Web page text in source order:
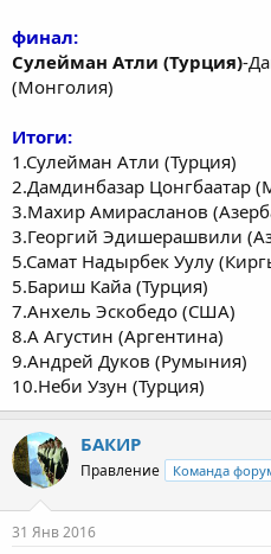
финал:
Сулейман Атли (Турция)-
(Монголия)
Итоги:
1.Сулейман Атли (Турция)
2.Дамдинбазар Цонгбаатар
3.Махир Амирасланов
3.Георгий Эдишерашвили
5.Самат Надырбек Уулу
5.Бариш Кайа (Турция)
7.Анхель Эскобедо (США)
8.А Агустин (Аргентина)
9.Андрей Дуков (Румыния)
10.Неби Узун (Турция)
БАКИР
Правление Команда
31 Янв 2016